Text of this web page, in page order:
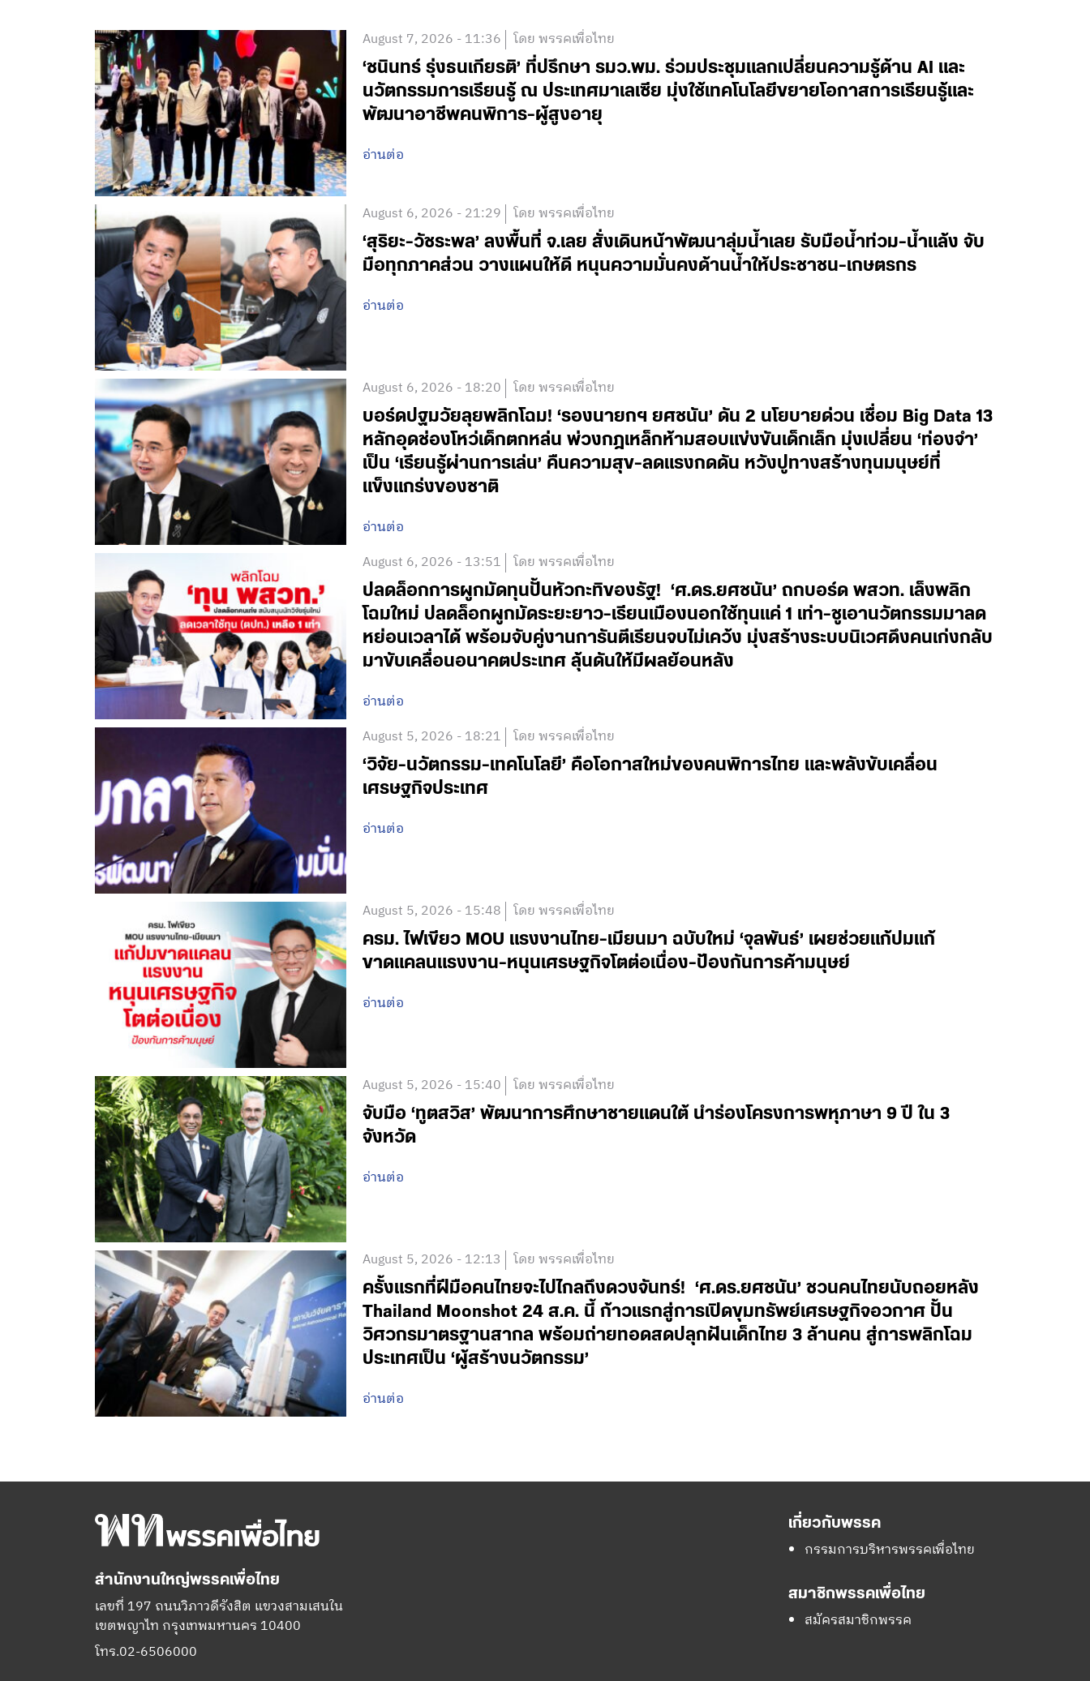
August 7, 2026 - 11:36 โดย พรรคเพื่อไทย
‘ชนินทร์ รุ่งธนเกียรติ’ ที่ปรึกษา รมว.พม. ร่วมประชุมแลกเปลี่ยนความรู้ด้าน AI และ
นวัตกรรมการเรียนรู้ ณ ประเทศมาเลเซีย มุ่งใช้เทคโนโลยีขยายโอกาสการเรียนรู้และ
พัฒนาอาชีพคนพิการ-ผู้สูงอายุ
อ่านต่อ
August 6, 2026 - 21:29 โดย พรรคเพื่อไทย
‘สุริยะ-วัชระพล’ ลงพื้นที่ จ.เลย สั่งเดินหน้าพัฒนาลุ่มน้ำเลย รับมือน้ำท่วม-น้ำแล้ง จับ
มือทุกภาคส่วน วางแผนให้ดี หนุนความมั่นคงด้านน้ำให้ประชาชน-เกษตรกร
อ่านต่อ
August 6, 2026 - 18:20 โดย พรรคเพื่อไทย
บอร์ดปฐมวัยลุยพลิกโฉม! ‘รองนายกฯ ยศชนัน’ ดัน 2 นโยบายด่วน เชื่อม Big Data 13
หลักอุดช่องโหว่เด็กตกหล่น พ่วงกฎเหล็กห้ามสอบแข่งขันเด็กเล็ก มุ่งเปลี่ยน ‘ท่องจำ’
เป็น ‘เรียนรู้ผ่านการเล่น’ คืนความสุข-ลดแรงกดดัน หวังปูทางสร้างทุนมนุษย์ที่
แข็งแกร่งของชาติ
อ่านต่อ
August 6, 2026 - 13:51 โดย พรรคเพื่อไทย
ปลดล็อกการผูกมัดทุนปั้นหัวกะทิของรัฐ! ‘ศ.ดร.ยศชนัน’ ถกบอร์ด พสวท. เล็งพลิก
โฉมใหม่ ปลดล็อกผูกมัดระยะยาว-เรียนเมืองนอกใช้ทุนแค่ 1 เท่า-ชูเอานวัตกรรมมาลด
หย่อนเวลาได้ พร้อมจับคู่งานการันตีเรียนจบไม่เคว้ง มุ่งสร้างระบบนิเวศดึงคนเก่งกลับ
มาขับเคลื่อนอนาคตประเทศ ลุ้นดันให้มีผลย้อนหลัง
อ่านต่อ
August 5, 2026 - 18:21 โดย พรรคเพื่อไทย
‘วิจัย-นวัตกรรม-เทคโนโลยี’ คือโอกาสใหม่ของคนพิการไทย และพลังขับเคลื่อน
เศรษฐกิจประเทศ
อ่านต่อ
August 5, 2026 - 15:48 โดย พรรคเพื่อไทย
ครม. ไฟเขียว MOU แรงงานไทย-เมียนมา ฉบับใหม่ ‘จุลพันธ์’ เผยช่วยแก้ปมแก้
ขาดแคลนแรงงาน-หนุนเศรษฐกิจโตต่อเนื่อง-ป้องกันการค้ามนุษย์
อ่านต่อ
August 5, 2026 - 15:40 โดย พรรคเพื่อไทย
จับมือ ‘ทูตสวิส’ พัฒนาการศึกษาชายแดนใต้ นำร่องโครงการพหุภาษา 9 ปี ใน 3
จังหวัด
อ่านต่อ
August 5, 2026 - 12:13 โดย พรรคเพื่อไทย
ครั้งแรกที่ฝีมือคนไทยจะไปไกลถึงดวงจันทร์! ‘ศ.ดร.ยศชนัน’ ชวนคนไทยนับถอยหลัง
Thailand Moonshot 24 ส.ค. นี้ ก้าวแรกสู่การเปิดขุมทรัพย์เศรษฐกิจอวกาศ ปั้น
วิศวกรมาตรฐานสากล พร้อมถ่ายทอดสดปลุกฝันเด็กไทย 3 ล้านคน สู่การพลิกโฉม
ประเทศเป็น ‘ผู้สร้างนวัตกรรม’
อ่านต่อ
สำนักงานใหญ่พรรคเพื่อไทย
เลขที่ 197 ถนนวิภาวดีรังสิต แขวงสามเสนใน
เขตพญาไท กรุงเทพมหานคร 10400
โทร.02-6506000
เกี่ยวกับพรรค
กรรมการบริหารพรรคเพื่อไทย
สมาชิกพรรคเพื่อไทย
สมัครสมาชิกพรรค